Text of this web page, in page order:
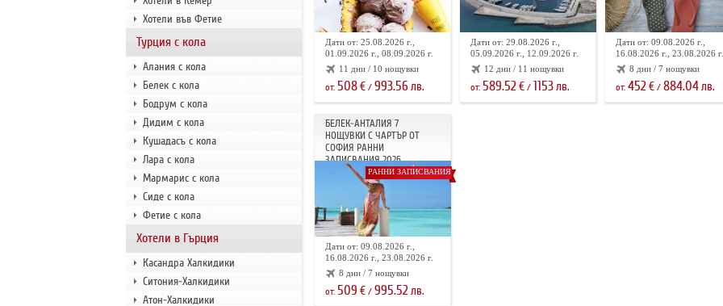
Хотели във Фетие
Турция с кола
Алания с кола
Белек с кола
Бодрум с кола
Дидим с кола
Кушадасъ с кола
Лара с кола
Мармарис с кола
Сиде с кола
Фетие с кола
Хотели в Гърция
Касандра Халкидики
Ситония-Халкидики
Атон-Халкидики
Дати от: 25.08.2026 г.,
01.09.2026 г., 08.09.2026 г.
11 дни / 10 нощувки
от: 508€/ 993.56лв.
Дати от: 29.08.2026 г.,
05.09.2026 г., 12.09.2026 г.
12 дни / 11 нощувки
от: 589.52€/ 1153лв.
Дати от: 09.08.2026 г.,
16.08.2026 г., 23.08.2026 г.
8 дни / 7 нощувки
от: 452€/ 884.04лв.
БЕЛЕК-АНТАЛИЯ 7
НОЩУВКИ С ЧАРТЪР ОТ
СОФИЯ РАННИ
ЗАПИСВАНИЯ 2026
РАННИ ЗАПИСВАНИЯ
Дати от: 09.08.2026 г.,
16.08.2026 г., 23.08.2026 г.
8 дни / 7 нощувки
от: 509 €/ 995.52лв.